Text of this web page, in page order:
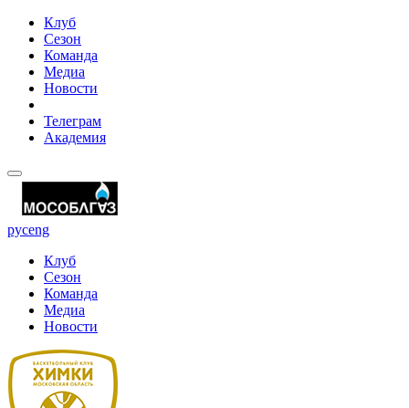
Клуб
Сезон
Команда
Медиа
Новости
Телеграм
Академия
русeng
Клуб
Сезон
Команда
Медиа
Новости